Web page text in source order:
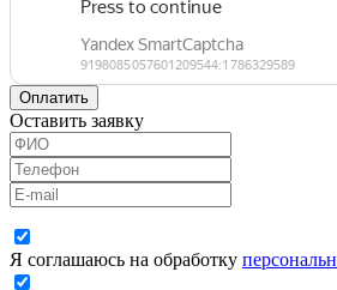
Оплатить
Оставить заявку
Я соглашаюсь на обработку